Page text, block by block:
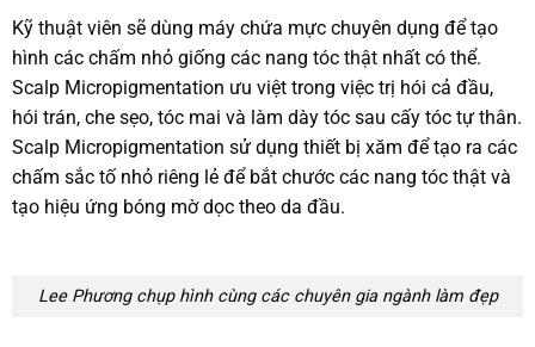
Kỹ thuật viên sẽ dùng máy chứa mực chuyên dụng để tạo
hình các chấm nhỏ giống các nang tóc thật nhất có thể.
Scalp Micropigmentation ưu việt trong việc trị hói cả đầu,
hói trán, che sẹo, tóc mai và làm dày tóc sau cấy tóc tự thân.
Scalp Micropigmentation sử dụng thiết bị xăm để tạo ra các
chấm sắc tố nhỏ riêng lẻ để bắt chước các nang tóc thật và
tạo hiệu ứng bóng mờ dọc theo da đầu.
Lee Phương chụp hình cùng các chuyên gia ngành làm đẹp